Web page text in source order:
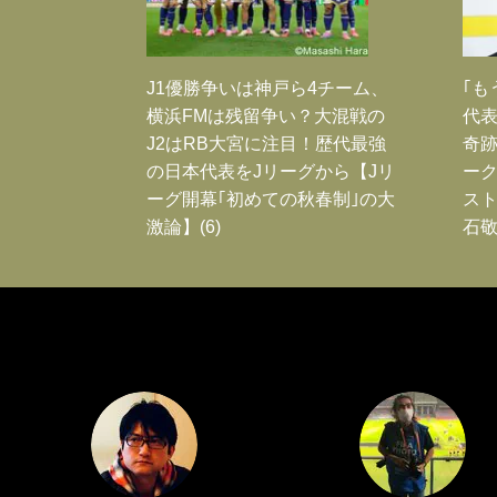
J1優勝争いは神戸ら4チーム、
横浜FMは残留争い？大混戦の
J2はRB大宮に注目！歴代最強
の日本代表をJリーグから【Jリ
ーグ開幕｢初めての秋春制｣の大
激論】(6)
｢も
代
奇
ー
ス
石